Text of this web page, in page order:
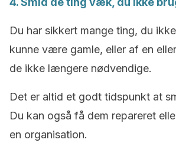
Du har sikkert mange ting, du
kunne være gamle, eller af en
de ikke længere nødvendige.
Det er altid et godt tidspunkt at
Du kan også få dem repareret
en organisation.